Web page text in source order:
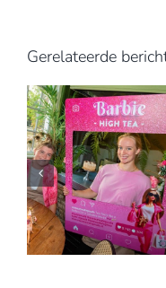
Gerelateerde
Oranje